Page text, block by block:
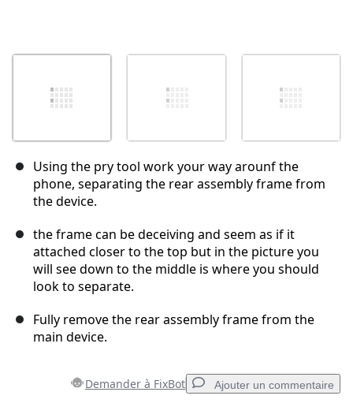
Using the pry tool work your way arounf the
phone, separating the rear assembly frame from
the device.
the frame can be deceiving and seem as if it
attached closer to the top but in the picture you
will see down to the middle is where you should
look to separate.
Fully remove the rear assembly frame from the
main device.
Demander à FixBot Ajouter un commentaire